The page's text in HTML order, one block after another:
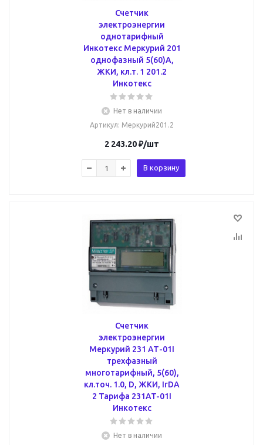
Счетчик
электроэнергии
однотарифный
Инкотекс Меркурий 201
однофазный 5(60)А,
ЖКИ, кл.т. 1 201.2
Инкотекс
Нет в наличии
Артикул: Меркурий201.2
2 243.20₽/шт
В корзину
Счетчик
электроэнергии
Меркурий 231 АТ-01I
трехфазный
многотарифный, 5(60),
кл.точ. 1.0, D, ЖКИ, IrDA
2 Тарифа 231AT-01I
Инкотекс
Нет в наличии